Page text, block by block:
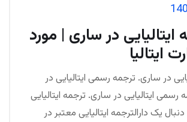
ایتالیایی در ساری | مورد
ایتالیا
در ساری. ترجمه رسمی ایتالیایی در
رسمی ایتالیایی در ساری. ترجمه ایتالیایی
یک دارالترجمه ایتالیایی معتبر در